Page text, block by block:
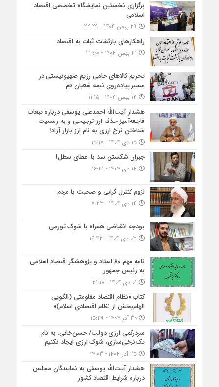
برگزاری نخستین نمایشگاه تخصصی اقتصاد
اسلامی
راهکارهای بازگشت ثبات به اقتصاد
تحریم کالاهای حامی رژیم صهیونیستی در
مسیر پیاده‌روی نیمه شعبان قم
هشدار آیت‌الله احمدعلی یوسفی درباره تبعات
فاجعه‌آمیز حذف ارز ترجیحی و به رسمیت
شناختن نرخ ارزی به نام ارز بازار آزاد!
15 دی 1404 - 15:17
جبران شکستن سد با اعطای سطل!
لزوم کنترل گرانی و صحبت با مردم
بودجه انقباضی همراه با شوک تورمی
نامه مهم ۸۰ استاد و پژوهشگر اقتصاد اسلامی
به رئیس جمهور
کتاب «نظام اقتصاد مقاومتی (الگویی
الهام‌بخش از نظام اقتصادی اسلام)»
30 آذر 1404 - 15:29
سردرگمی ارزی دولت/ حسن‌خانی: به نام
تک‌نرخی‌سازی، شوک ارزی ایجاد نکنیم
25 آذر 1404 - 14:03
هشدار آیت‌الله یوسفی به نمایندگان مجلس
درباره شرایط اقتصاد کشور